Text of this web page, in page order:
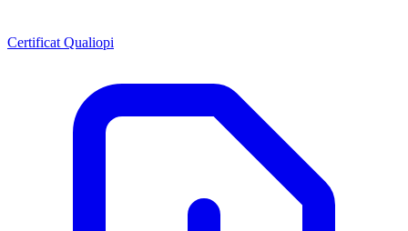
Certificat Qualiopi